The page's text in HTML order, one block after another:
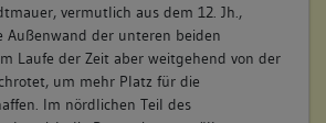
vermutlich aus dem 12. Jh.,
Außenwand der unteren beiden
Laufe der Zeit aber weitgehend von der
um mehr Platz für die
Im nördlichen Teil des